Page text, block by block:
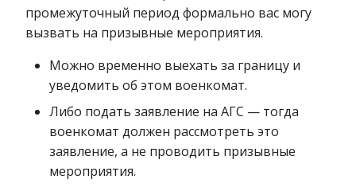
промежуточный период формально вас могу
вызвать на призывные мероприятия.
Можно временно выехать за границу и
уведомить об этом военкомат.
Либо подать заявление на АГС — тогда
военкомат должен рассмотреть это
заявление, а не проводить призывные
мероприятия.